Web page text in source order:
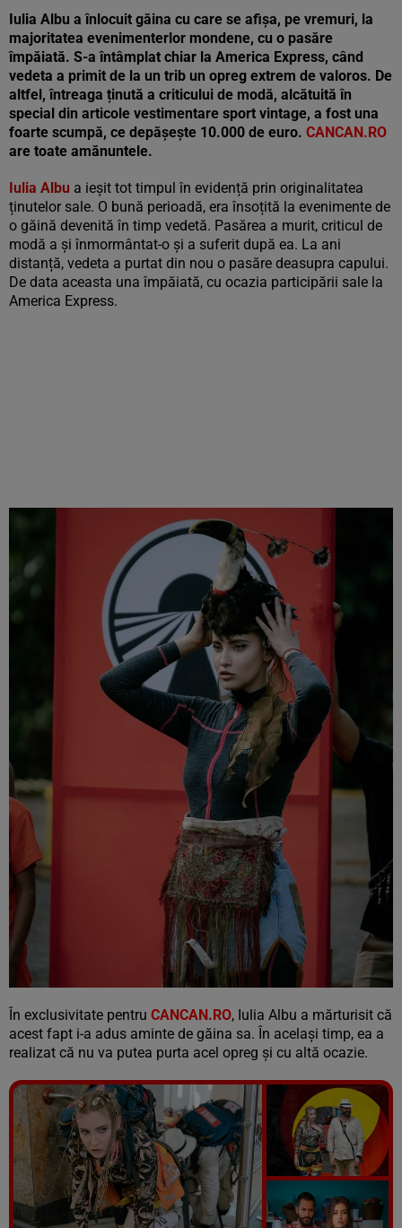
Iulia Albu a înlocuit găina cu care se afișa, pe vremuri, la
majoritatea evenimenterlor mondene, cu o pasăre
împăiată. S-a întâmplat chiar la America Express, când
vedeta a primit de la un trib un opreg extrem de valoros. De
altfel, întreaga ținută a criticului de modă, alcătuită în
special din articole vestimentare sport vintage, a fost una
foarte scumpă, ce depășește 10.000 de euro. CANCAN.RO
are toate amănuntele.
Iulia Albu a ieșit tot timpul în evidență prin originalitatea
ținutelor sale. O bună perioadă, era însoțită la evenimente de
o găină devenită în timp vedetă. Pasărea a murit, criticul de
modă a și înmormântat-o și a suferit după ea. La ani
distanță, vedeta a purtat din nou o pasăre deasupra capului.
De data aceasta una împăiată, cu ocazia participării sale la
America Express.
În exclusivitate pentru CANCAN.RO, Iulia Albu a mărturisit că
acest fapt i-a adus aminte de găina sa. În același timp, ea a
realizat că nu va putea purta acel opreg și cu altă ocazie.